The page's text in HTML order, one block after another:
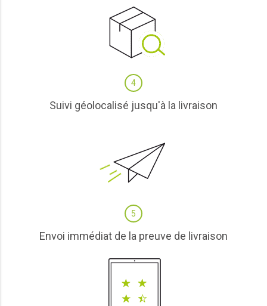
4
Suivi géolocalisé jusqu'à la livraison
5
Envoi immédiat de la preuve de livraison